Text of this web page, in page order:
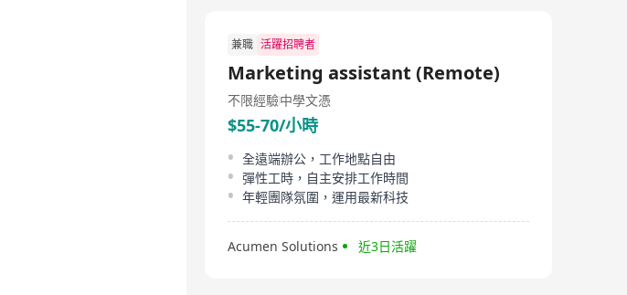
兼職 活躍招聘者
Marketing assistant (Remote)
不限經驗中學文憑
$55-70/小時
全遠端辦公，工作地點自由
彈性工時，自主安排工作時間
年輕團隊氛圍，運用最新科技
Acumen Solutions 近3日活躍